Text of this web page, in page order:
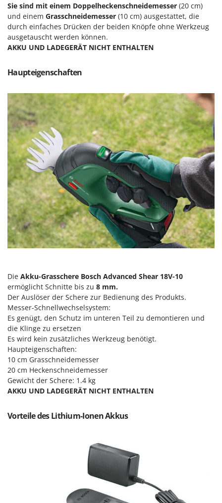
Mähroboter
Maisentkörnungsmaschinen
Manuelle Heckenscheren
Mehrzweck-Sauggeräte
Motorhacken - Gartenfräsen
Motorspritzen
Mulcher für Traktor
N
Notstromaggregat
Nudelmaschinen
O
Obstmühlen Obsthäcksler Obstmuser
Obstpressen
Olivenernter und Schüttler
P
Palettengabeln für Traktoren
Planierschilder für Traktoren
Plasmaschneider
Poolroboter
Pools
Poolstaubsauger
R
Rasenmäher
Rasensodenschneider
Rasentrimmer - Kantenschneider
Rührtöpfe mit Elektrischem Rührwerk
Famag
Famur
FARMER
FBC
Ferrari Group
Ferrua
FIAC
FIEM
Fimar
FINI
Fiorentini
Fiskars
Flymo
Fontana Forni
Forest Master
Francini
G
G3 Ferrari
Gardena
Garofalo
GeoTech
GeoTech Pro
Gierre
Ginko - MGM
Gipeco
Girmi
Sie sind mit einem Doppelheckenschneidemesser (20 cm)
und einem Grasschneidemesser (10 cm) ausgestattet, die
durch einfaches Drücken der beiden Knöpfe ohne Werkzeug
ausgetauscht werden können.
AKKU UND LADEGERÄT NICHT ENTHALTEN
Haupteigenschaften
Die Akku-Grasschere Bosch Advanced Shear 18V-10
ermöglicht Schnitte bis zu 8 mm.
Der Auslöser der Schere zur Bedienung des Produkts.
Messer-Schnellwechselsystem:
Es genügt, den Schutz im unteren Teil zu demontieren und
die Klinge zu ersetzen
Es wird kein zusätzliches Werkzeug benötigt.
Haupteigenschaften:
10 cm Grasschneidemesser
20 cm Heckenschneidemesser
Gewicht der Schere: 1.4 kg
AKKU UND LADEGERÄT NICHT ENTHALTEN
Vorteile des Lithium-Ionen Akkus